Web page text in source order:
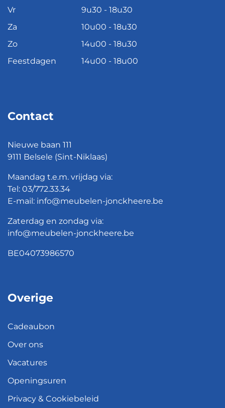
Vr
9u30 - 18u30
Za
10u00 - 18u30
Zo
14u00 - 18u30
Feestdagen
14u00 - 18u00
Contact
Nieuwe baan 111
9111 Belsele (Sint-Niklaas)
Maandag t.e.m. vrijdag via:
Tel: 03/772.33.34
E-mail: info@meubelen-jonckheere.be
Zaterdag en zondag via:
info@meubelen-jonckheere.be
BE04073986570
Overige
Cadeaubon
Over ons
Vacatures
Openingsuren
Privacy & Cookiebeleid